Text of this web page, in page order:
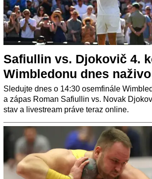
Safiullin vs. Djokovič 4.
Wimbledonu dnes
Sledujte dnes o 14:30 osemfinále
a zápas Roman Safiullin vs. Novak
stav a livestream práve teraz online.